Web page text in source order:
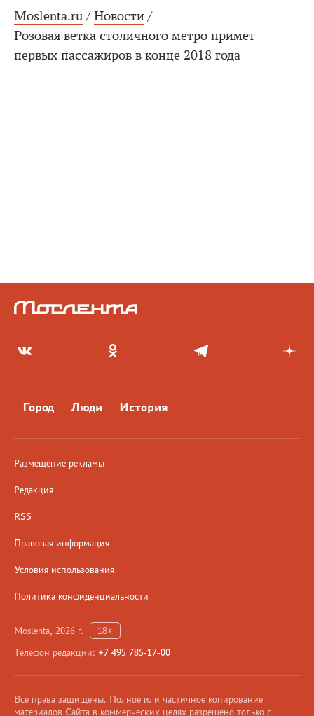
Moslenta.ru / Новости /
Розовая ветка столичного метро примет
первых пассажиров в конце 2018 года
Город Люди История
Размещение рекламы
Редакция
RSS
Правовая информация
Условия использования
Политика конфиденциальности
Moslenta, 2026 г.
18+
Телефон редакции: +7 495 785-17-00
Все права защищены. Полное или частичное копирование
материалов Сайта в коммерческих целях разрешено только с